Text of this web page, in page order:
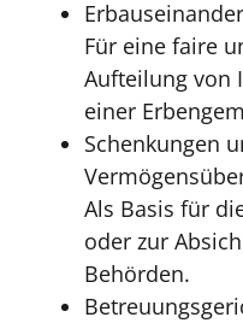
Für eine faire
Aufteilung von
einer
Schenkungen
Als Basis für
oder zur
Behörden.